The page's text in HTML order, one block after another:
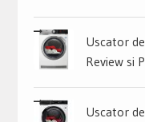
Uscator
Review si
Uscator